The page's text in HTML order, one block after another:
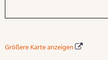
Größere Karte anzeigen